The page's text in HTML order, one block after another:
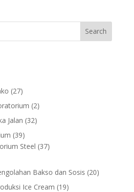
Search
2727
products
22
Jalan 3232
3939
products
Steel 3737
Bakso dan Sosis 2020
Ice Cream 1919